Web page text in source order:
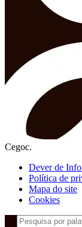
Cegoc.
Dever de
Política de
Mapa do site
Cookies